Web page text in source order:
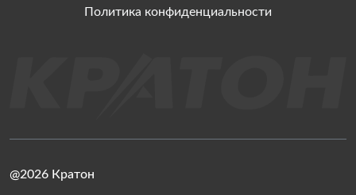
Политика конфиденциальности
@2026 Кратон